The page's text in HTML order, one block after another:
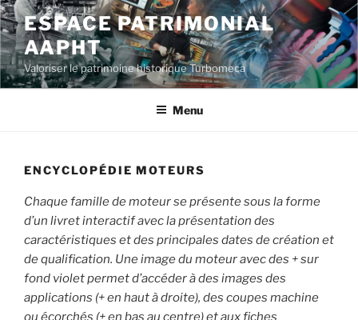
Aller
au
contenu
principal
ESPACE PATRIMONIAL
AAPHT
Valoriser le patrimoine historique Turbomeca
Menu
ENCYCLOPÉDIE MOTEURS
Chaque famille de moteur se présente sous la forme
d’un livret interactif avec la présentation des
caractéristiques et des principales dates de création et
de qualification. Une image du moteur avec des + sur
fond violet permet d’accéder à des images des
applications (+ en haut à droite), des coupes machine
ou écorchés (+ en bas au centre) et aux fiches